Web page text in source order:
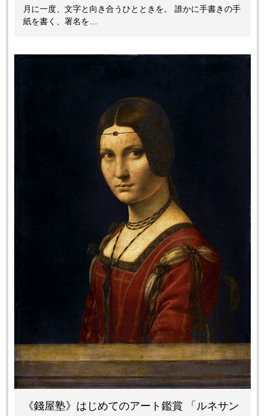
月に一度、文字と向き合うひとときを。 誰かに手書きの手
紙を書く、署名を…
《錢屋塾》はじめてのアート鑑賞 「ルネサン